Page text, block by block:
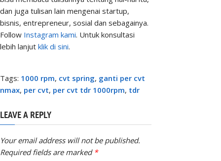
dan juga tulisan lain mengenai startup,
bisnis, entrepreneur, sosial dan sebagainya.
Follow Instagram kami. Untuk konsultasi
lebih lanjut klik di sini.
Tags: 1000 rpm, cvt spring, ganti per cvt
nmax, per cvt, per cvt tdr 1000rpm, tdr
LEAVE A REPLY
Your email address will not be published.
Required fields are marked *